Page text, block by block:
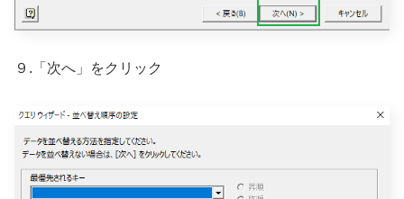
９.「次へ」をクリック